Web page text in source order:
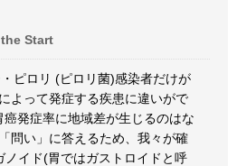
Start
ピロリ (ピロリ菌)感染者だけが
よって発症する疾患に違いがで
発症率に地域差が生じるのはな
問い」に答えるため、我々が確
ノイド(胃ではガストロイドと呼